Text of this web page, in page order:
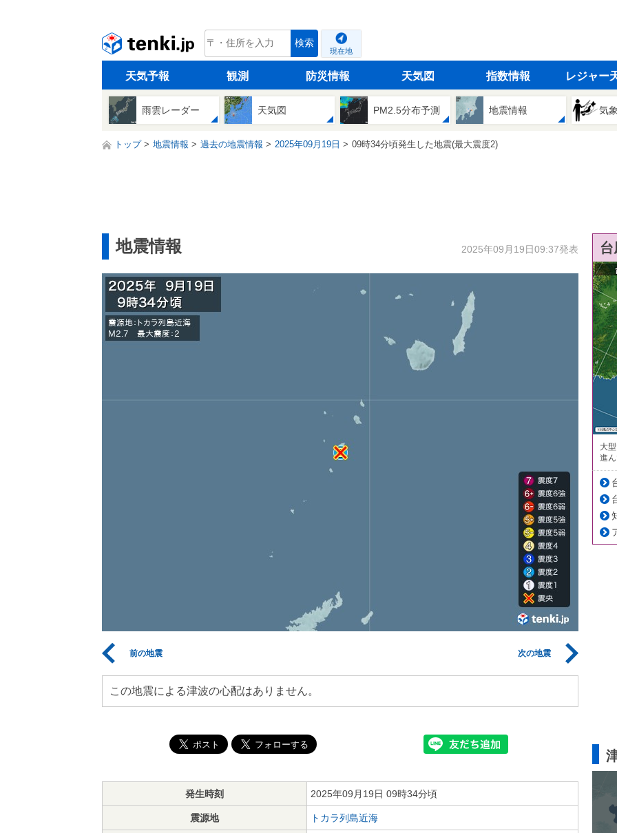
tenki.jp 検索
現在地
天気予報 観測 防災情報 天気図 指数情報 レジャー
雨雲レーダー 天気図 PM2.5分布予測 地震情報 気
トップ 地震情報 過去の地震情報 2025年09月19日 09時34分頃発生した地震(最大震度2)
地震情報 2025年09月19日09:37発表
前の地震 次の地震
この地震による津波の心配はありません。
発生時刻 2025年09月19日 09時34分頃
震源地 トカラ列島近海
大
進